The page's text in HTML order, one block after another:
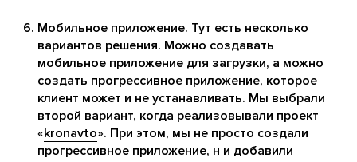
Мобильное приложение. Тут есть несколько
вариантов решения. Можно создавать
мобильное приложение для загрузки, а можно
создать прогрессивное приложение, которое
клиент может и не устанавливать. Мы выбрали
второй вариант, когда реализовывали проект
«kronavto». При этом, мы не просто создали
прогрессивное приложение, н и добавили